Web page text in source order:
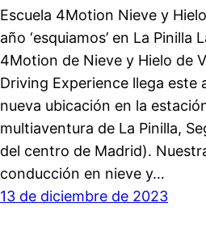
Escuela 4Motion Nieve y
año ‘esquiamos’ en La Pinilla
4Motion de Nieve y Hielo de
Driving Experience llega este
nueva ubicación en la
multiaventura de La Pinilla,
del centro de Madrid).
conducción en nieve y…
13 de diciembre de 2023